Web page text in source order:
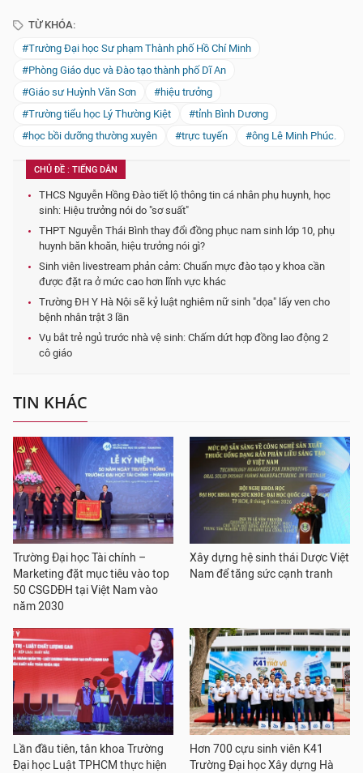
TỪ KHÓA:
#Trường Đại học Sư phạm Thành phố Hồ Chí Minh
#Phòng Giáo dục và Đào tạo thành phố Dĩ An
#Giáo sư Huỳnh Văn Sơn
#hiệu trưởng
#Trường tiểu học Lý Thường Kiệt
#tỉnh Bình Dương
#học bồi dưỡng thường xuyên
#trực tuyến #ông Lê Minh Phúc.
CHỦ ĐỀ : TIẾNG DÂN
THCS Nguyễn Hồng Đào tiết lộ thông tin cá nhân phụ huynh, học
sinh: Hiệu trưởng nói do "sơ suất"
THPT Nguyễn Thái Bình thay đổi đồng phục nam sinh lớp 10, phụ
huynh băn khoăn, hiệu trưởng nói gì?
Sinh viên livestream phản cảm: Chuẩn mực đào tạo y khoa cần
được đặt ra ở mức cao hơn lĩnh vực khác
Trường ĐH Y Hà Nội sẽ kỷ luật nghiêm nữ sinh "dọa" lấy ven cho
bệnh nhân trật 3 lần
Vụ bắt trẻ ngủ trước nhà vệ sinh: Chấm dứt hợp đồng lao động 2
cô giáo
TIN KHÁC
Trường Đại học Tài chính –
Marketing đặt mục tiêu vào top
50 CSGDĐH tại Việt Nam vào
năm 2030
Xây dựng hệ sinh thái Dược Việt
Nam để tăng sức cạnh tranh
Lần đầu tiên, tân khoa Trường
Đại học Luật TPHCM thực hiện
Hơn 700 cựu sinh viên K41
Trường Đại học Xây dựng Hà